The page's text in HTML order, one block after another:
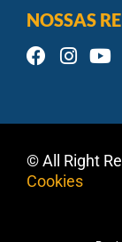
NOSSAS
© All Right
Cookies